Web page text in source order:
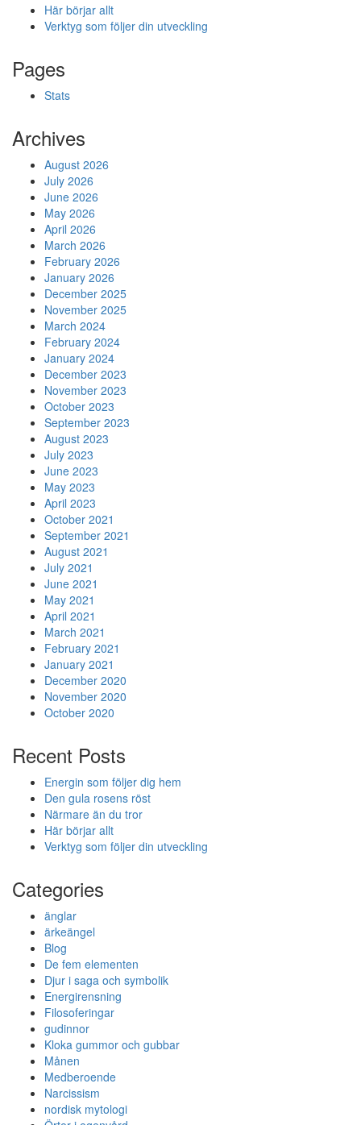
Här börjar allt
Verktyg som följer din utveckling
Pages
Stats
Archives
August 2026
July 2026
June 2026
May 2026
April 2026
March 2026
February 2026
January 2026
December 2025
November 2025
March 2024
February 2024
January 2024
December 2023
November 2023
October 2023
September 2023
August 2023
July 2023
June 2023
May 2023
April 2023
October 2021
September 2021
August 2021
July 2021
June 2021
May 2021
April 2021
March 2021
February 2021
January 2021
December 2020
November 2020
October 2020
Recent Posts
Energin som följer dig hem
Den gula rosens röst
Närmare än du tror
Här börjar allt
Verktyg som följer din utveckling
Categories
änglar
ärkeängel
Blog
De fem elementen
Djur i saga och symbolik
Energirensning
Filosoferingar
gudinnor
Kloka gummor och gubbar
Månen
Medberoende
Narcissism
nordisk mytologi